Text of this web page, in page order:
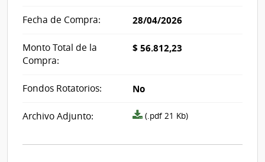
Fecha de Compra: 28/04/2026
Monto Total de la
Compra:
$ 56.812,23
Fondos Rotatorios: No
Archivo Adjunto:
Archivo
acta_i490102.pdf
(.pdf 21 Kb)